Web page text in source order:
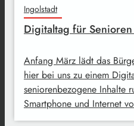
Ingolstadt
Digitaltag für
Anfang März lädt das
hier bei uns zu einem
seniorenbezogene Inhalte
Smartphone und Internet